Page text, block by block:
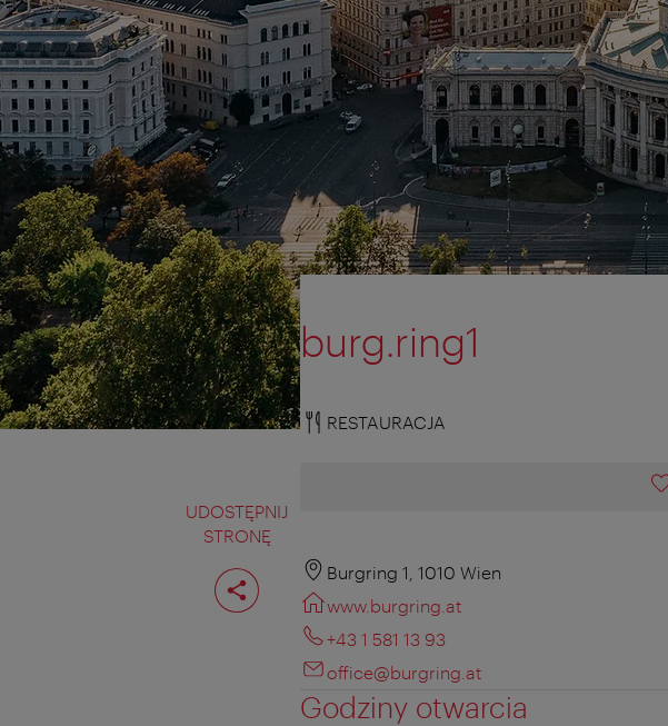
UDOSTĘPNIJ
STRONĘ
Podziel
stronę
burg.ring1
RESTAURACJA
Burgring 1, 1010 Wien
www.burgring.at
+43 1 581 13 93
office@burgring.at
Godziny otwarcia